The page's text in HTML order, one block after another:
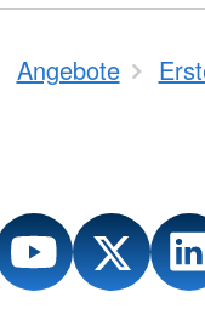
Angebote